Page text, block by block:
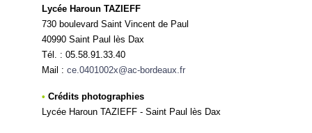
Lycée Haroun TAZIEFF
730 boulevard Saint Vincent de Paul
40990 Saint Paul lès Dax
Tél. : 05.58.91.33.40
Mail : ce.0401002x@ac-bordeaux.fr
• Crédits photographies
Lycée Haroun TAZIEFF - Saint Paul lès Dax